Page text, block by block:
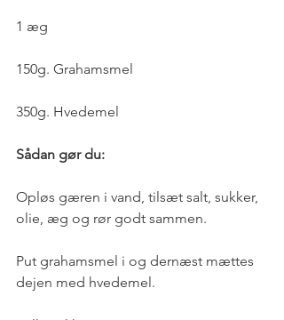
1 æg
150g. Grahamsmel
350g. Hvedemel
Sådan gør du:
Opløs gæren i vand, tilsæt salt, sukker,
olie, æg og rør godt sammen.
Put grahamsmel i og dernæst mættes
dejen med hvedemel.